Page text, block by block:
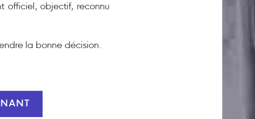
officiel, objectif, reconnu
la bonne décision.